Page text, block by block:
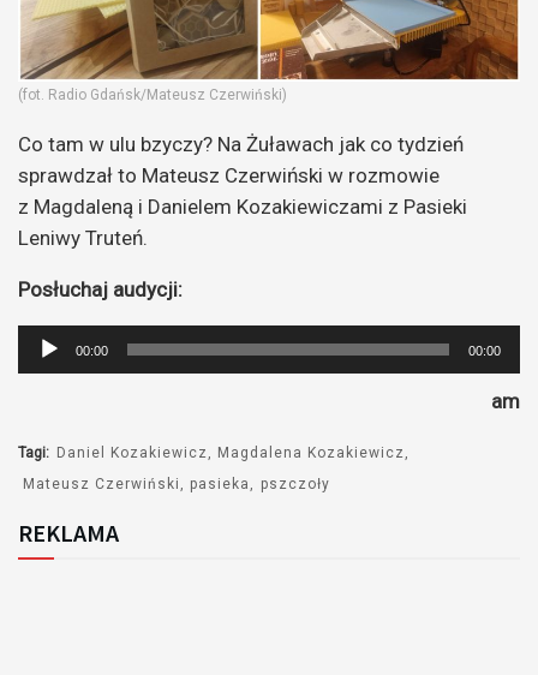
(fot. Radio Gdańsk/Mateusz Czerwiński)
Co tam w ulu bzyczy? Na Żuławach jak co tydzień
sprawdzał to Mateusz Czerwiński w rozmowie
z Magdaleną i Danielem Kozakiewiczami z Pasieki
Leniwy Truteń.
Posłuchaj audycji:
Odtwarzacz
plików
00:00 00:00
am
Tagi: Daniel Kozakiewicz
Magdalena Kozakiewicz
Mateusz Czerwiński
pasieka pszczoły
REKLAMA